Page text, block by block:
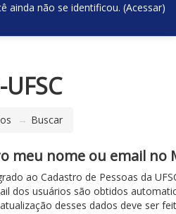
ainda não se identificou. (Acessar)
→ Buscar
meu nome ou email no
ao Cadastro de Pessoas da
dos usuários são obtidos
desses dados deve ser